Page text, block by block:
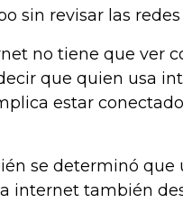
sin revisar las redes
no tiene que ver
que quien usa
estar
se determinó que
internet también